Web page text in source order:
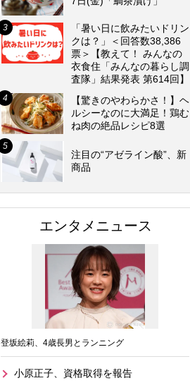
「暑い日に飲みたいドリン
クは？」＜回答数38,386
票＞【教えて！ みんなの
衣食住「みんなの暮らし調
査隊」結果発表 第614回】
【驚きのやわらかさ！】ヘ
ルシーなのに大満足！鶏む
ね肉の絶品レシピ8選
注目の“アゼライン酸”、新
商品
エンタメニュース
登坂絵莉、4歳長男とランニング
小原正子、資格取得を報告